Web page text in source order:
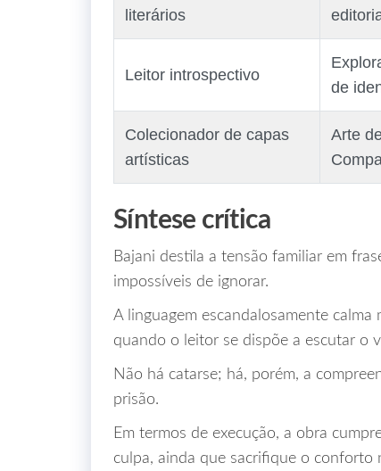
literários
Leitor introspectivo
de
Colecionador de capas
artísticas
Arte
Síntese crítica
Bajani destila a tensão familiar em
impossíveis de ignorar.
A linguagem escandalosamente
quando o leitor se dispõe a escutar o
Não há catarse; há, porém, a
prisão.
Em termos de execução, a obra
culpa, ainda que sacrifique o conforto